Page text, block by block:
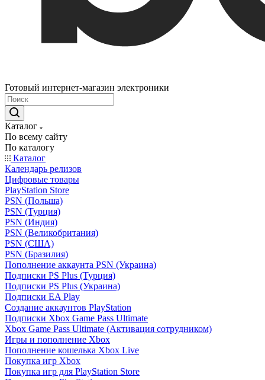
Готовый интернет-магазин электроники
Каталог
По всему сайту
По каталогу
Каталог
Календарь релизов
Цифровые товары
PlayStation Store
PSN (Польша)
PSN (Турция)
PSN (Индия)
PSN (Великобритания)
PSN (США)
PSN (Бразилия)
Пополнение аккаунта PSN (Украина)
Подписки PS Plus (Турция)
Подписки PS Plus (Украина)
Подписки EA Play
Создание аккаунтов PlayStation
Подписки Xbox Game Pass Ultimate
Xbox Game Pass Ultimate (Активация сотрудником)
Игры и пополнение Xbox
Пополнение кошелька Xbox Live
Покупка игр Xbox
Покупка игр для PlayStation Store